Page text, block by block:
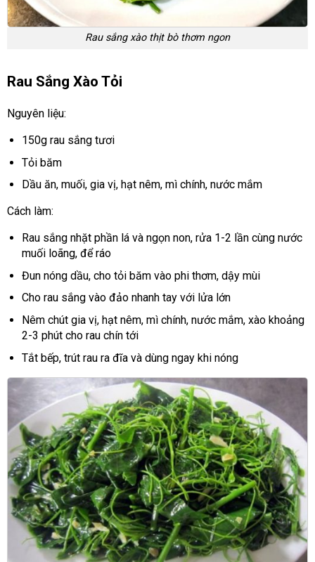
Rau sắng xào thịt bò thơm ngon
Rau Sắng Xào Tỏi
Nguyên liệu:
150g rau sắng tươi
Tỏi băm
Dầu ăn, muối, gia vị, hạt nêm, mì chính, nước mắm
Cách làm:
Rau sắng nhặt phần lá và ngọn non, rửa 1-2 lần cùng nước
muối loãng, để ráo
Đun nóng dầu, cho tỏi băm vào phi thơm, dậy mùi
Cho rau sắng vào đảo nhanh tay với lửa lớn
Nêm chút gia vị, hạt nêm, mì chính, nước mắm, xào khoảng
2-3 phút cho rau chín tới
Tắt bếp, trút rau ra đĩa và dùng ngay khi nóng